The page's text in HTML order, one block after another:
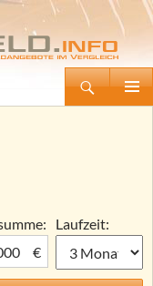
Tagesgeld.info – Tagesgeldkonten vergleichen und Tagesgeld-Zinsen berechnen
€
Laufzeit: